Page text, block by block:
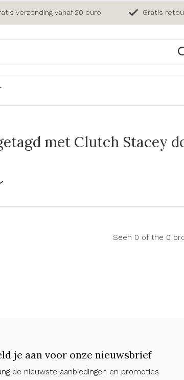
verzending vanaf 20 euro Gratis
met Clutch Stacey
Seen 0 of the 0
je aan voor onze nieuwsbrief
de nieuwste aanbiedingen en promoties